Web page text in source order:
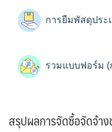
การยืมพัสดุประ
รวมแบบฟอร์ม
สรุปผลการจัดซื้อจัดจ้า